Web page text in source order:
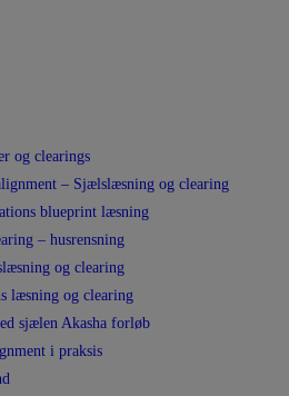
og clearings
– Sjælslæsning og clearing
blueprint læsning
– husrensning
og clearing
læsning og clearing
sjælen Akasha forløb
i praksis